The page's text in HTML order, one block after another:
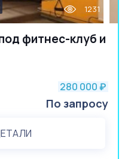
фитнес-клуб и
1231
280 000 ₽
По запросу